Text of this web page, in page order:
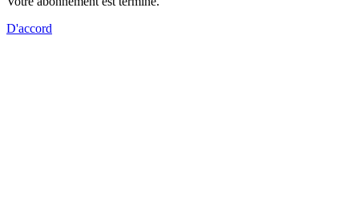
D'accord